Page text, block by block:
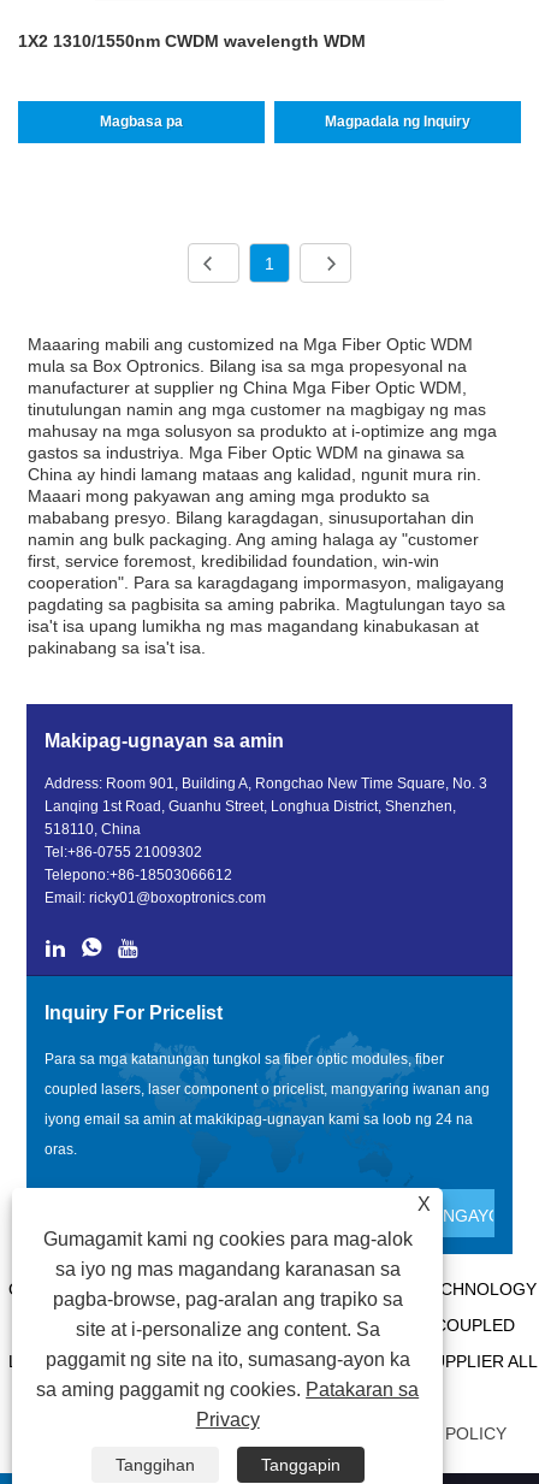
1X2 1310/1550nm CWDM wavelength WDM
Magbasa pa Magpadala ng Inquiry
1
Maaaring mabili ang customized na Mga Fiber Optic WDM
mula sa Box Optronics. Bilang isa sa mga propesyonal na
manufacturer at supplier ng China Mga Fiber Optic WDM,
tinutulungan namin ang mga customer na magbigay ng mas
mahusay na mga solusyon sa produkto at i-optimize ang mga
gastos sa industriya. Mga Fiber Optic WDM na ginawa sa
China ay hindi lamang mataas ang kalidad, ngunit mura rin.
Maaari mong pakyawan ang aming mga produkto sa
mababang presyo. Bilang karagdagan, sinusuportahan din
namin ang bulk packaging. Ang aming halaga ay "customer
first, service foremost, kredibilidad foundation, win-win
cooperation". Para sa karagdagang impormasyon, maligayang
pagdating sa pagbisita sa aming pabrika. Magtulungan tayo sa
isa't isa upang lumikha ng mas magandang kinabukasan at
pakinabang sa isa't isa.
Makipag-ugnayan sa amin
Address: Room 901, Building A, Rongchao New Time Square, No. 3
Lanqing 1st Road, Guanhu Street, Longhua District, Shenzhen,
518110, China
Tel:+86-0755 21009302
Telepono:+86-18503066612
Email:ricky01@boxoptronics.com
Inquiry For Pricelist
Para sa mga katanungan tungkol sa fiber optic modules, fiber
coupled lasers, laser component o pricelist, mangyaring iwanan ang
iyong email sa amin at makikipag-ugnayan kami sa loob ng 24 na
oras.
COPYRIGHT @ 2020 SHENZHEN BOX OPTRONICS TECHNOLOGY
CO., LTD. - CHINA FIBER OPTIC MODULES, FIBER COUPLED
LASERS MANUFACTURERS, LASER COMPONENTS SUPPLIER ALL
RIGHTS RESERVED.
SITEMAP|RSS PRIVACY POLICY
X
Gumagamit kami ng cookies para mag-alok
sa iyo ng mas magandang karanasan sa
pagba-browse, pag-aralan ang trapiko sa
site at i-personalize ang content. Sa
paggamit ng site na ito, sumasang-ayon ka
sa aming paggamit ng cookies. Patakaran sa
Privacy
Tanggihan Tanggapin